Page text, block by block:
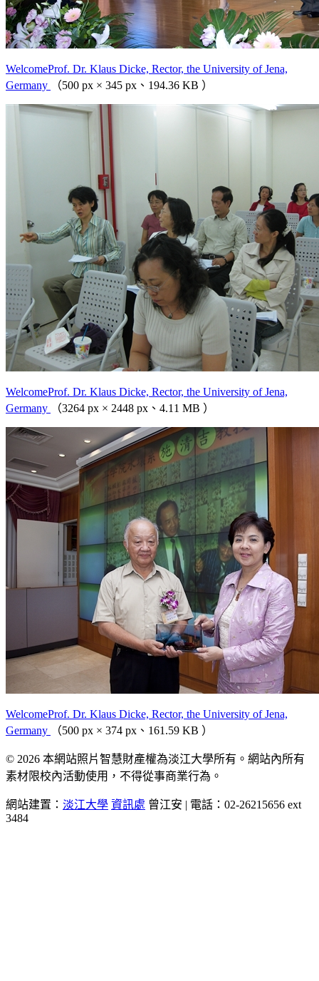
WelcomeProf. Dr. Klaus Dicke, Rector, the University of Jena,
Germany
（500 px × 345 px、194.36 KB ）
WelcomeProf. Dr. Klaus Dicke, Rector, the University of Jena,
Germany
（3264 px × 2448 px、4.11 MB ）
WelcomeProf. Dr. Klaus Dicke, Rector, the University of Jena,
Germany
（500 px × 374 px、161.59 KB ）
© 2026 本網站照片智慧財產權為淡江大學所有。網站內所有
素材限校內活動使用，不得從事商業行為。
網站建置： 淡江大學 資訊處 曾江安 | 電話：02-26215656 ext
3484